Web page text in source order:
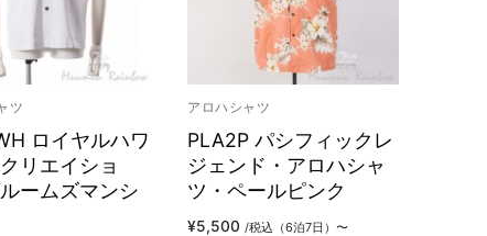
ツ
ロイヤルハワ
リエイショ
ームズマンシ
アロハシャツ
PLA2P パシフィックレ
ジェンド・アロハシャ
ツ・ペールピンク
¥5,500 /税込（6泊7日）〜